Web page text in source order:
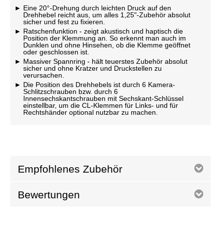
Eine 20°-Drehung durch leichten Druck auf den
Drehhebel reicht aus, um alles 1,25"-Zubehör absolut
sicher und fest zu fixieren.
Ratschenfunktion - zeigt akustisch und haptisch die
Position der Klemmung an. So erkennt man auch im
Dunklen und ohne Hinsehen, ob die Klemme geöffnet
oder geschlossen ist.
Massiver Spannring - hält teuerstes Zubehör absolut
sicher und ohne Kratzer und Druckstellen zu
verursachen.
Die Position des Drehhebels ist durch 6 Kamera-
Schlitzschrauben bzw. durch 6
Innensechskantschrauben mit Sechskant-Schlüssel
einstellbar, um die CL-Klemmen für Links- und für
Rechtshänder optional nutzbar zu machen.
Empfohlenes Zubehör
Bewertungen